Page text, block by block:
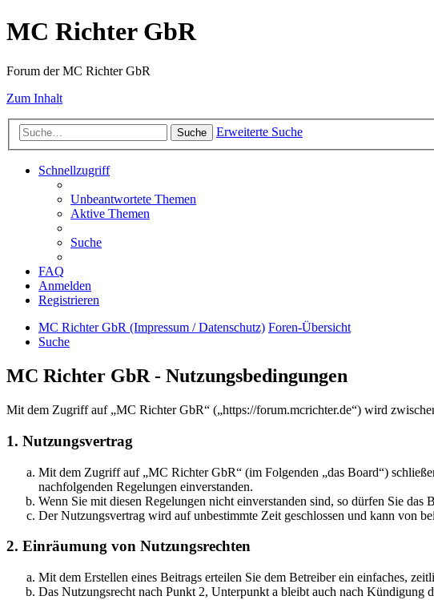
MC Richter GbR
Forum der MC Richter GbR
Zum Inhalt
Suche Erweiterte Suche
Schnellzugriff
Unbeantwortete Themen
Aktive Themen
Suche
FAQ
Anmelden
Registrieren
MC Richter GbR (Impressum / Datenschutz) Foren-Übersicht
Suche
MC Richter GbR - Nutzungsbedingungen
Mit dem Zugriff auf „MC Richter GbR“ („https://forum.mcrichter.de“) wird
1. Nutzungsvertrag
Mit dem Zugriff auf „MC Richter GbR“ (im Folgenden „das Board“)
nachfolgenden Regelungen einverstanden.
Wenn Sie mit diesen Regelungen nicht einverstanden sind, so dürfen Sie
Der Nutzungsvertrag wird auf unbestimmte Zeit geschlossen und kann von
2. Einräumung von Nutzungsrechten
Mit dem Erstellen eines Beitrags erteilen Sie dem Betreiber ein einfaches,
Das Nutzungsrecht nach Punkt 2, Unterpunkt a bleibt auch nach Kündigung